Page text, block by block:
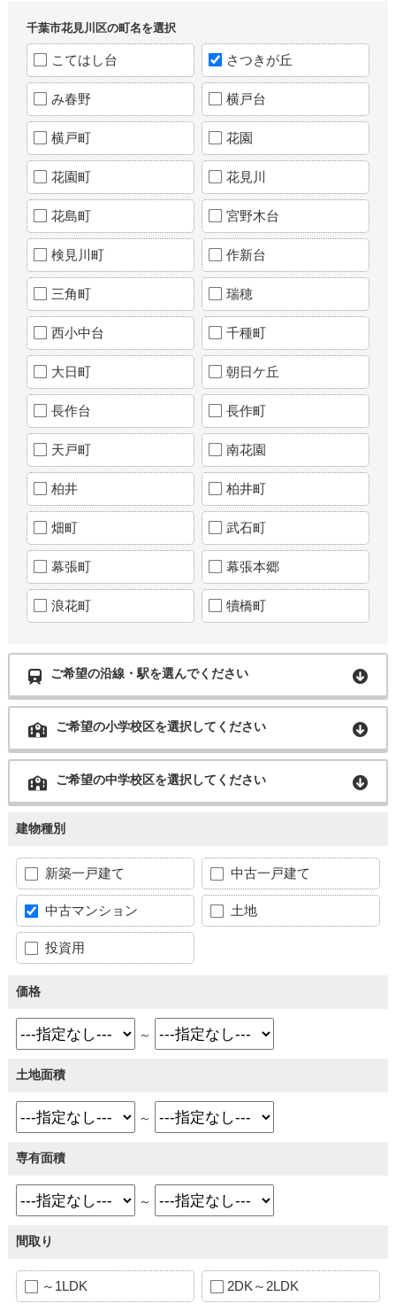
千葉市花見川区の町名を選択
こてはし台 さつきが丘
み春野 横戸台
横戸町 花園
花園町 花見川
花島町 宮野木台
検見川町 作新台
三角町 瑞穂
西小中台 千種町
大日町 朝日ケ丘
長作台 長作町
天戸町 南花園
柏井 柏井町
畑町 武石町
幕張町 幕張本郷
浪花町 犢橋町
ご希望の沿線・駅を選んでください
ご希望の小学校区を選択してください
ご希望の中学校区を選択してください
建物種別
新築一戸建て 中古一戸建て
中古マンション 土地
投資用
価格
～
土地面積
～
専有面積
～
間取り
～1LDK 2DK～2LDK